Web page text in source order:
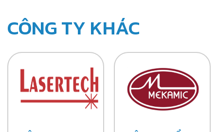
CÔNG TY KHÁC